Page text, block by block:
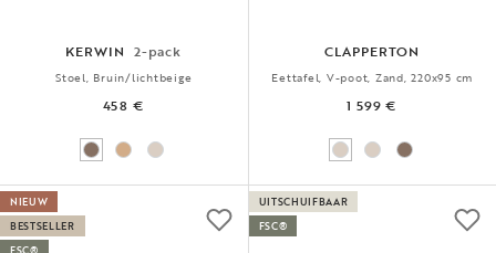
KERWIN 2-pack
Stoel, Bruin/lichtbeige
458 €
CLAPPERTON
Eettafel, V-poot, Zand, 220x95 cm
1 599 €
NIEUW
BESTSELLER
FSC®
UITSCHUIFBAAR
FSC®